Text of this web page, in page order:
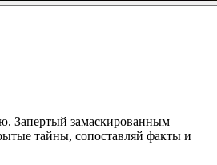
Запертый замаскированным
тайны, сопоставляй факты и